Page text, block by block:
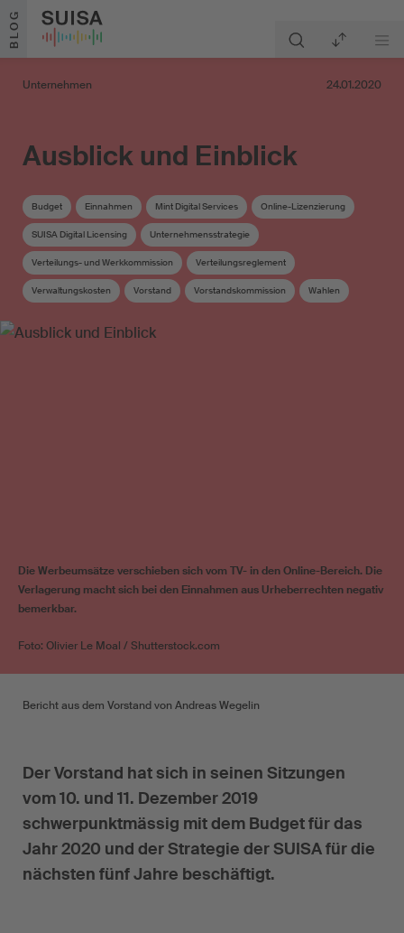
Zum Inhalt springen
BLOG
Unternehmen 24.01.2020
Ausblick und Einblick
Budget Einnahmen Mint Digital Services Online-Lizenzierung
SUISA Digital Licensing Unternehmensstrategie
Verteilungs- und Werkkommission Verteilungsreglement
Verwaltungskosten Vorstand Vorstandskommission Wahlen
Die Werbeumsätze verschieben sich vom TV- in den Online-Bereich. Die
Verlagerung macht sich bei den Einnahmen aus Urheberrechten negativ
bemerkbar.
Foto: Olivier Le Moal / Shutterstock.com
Bericht aus dem Vorstand von Andreas Wegelin
Der Vorstand hat sich in seinen Sitzungen
vom 10. und 11. Dezember 2019
schwerpunktmässig mit dem Budget für das
Jahr 2020 und der Strategie der SUISA für die
nächsten fünf Jahre beschäftigt.